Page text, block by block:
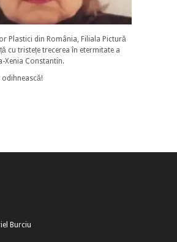
Plastici din România, Filiala Pictură
cu tristețe trecerea în etermitate a
Xenia Constantin.
odihnească!
Burciu